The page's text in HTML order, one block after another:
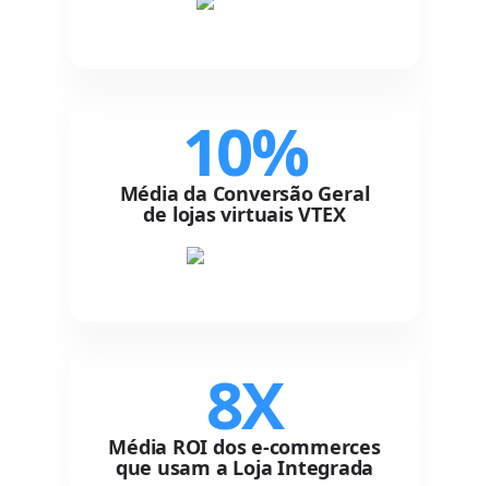
10%
Média da Conversão Geral
de lojas virtuais VTEX
8X
Média ROI dos e-commerces
que usam a Loja Integrada